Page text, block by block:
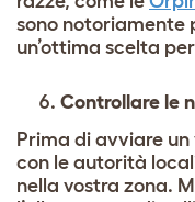
sono notoriamente
un’ottima scelta
Controllare le
Prima di avviare
con le autorità
nella vostra zona.